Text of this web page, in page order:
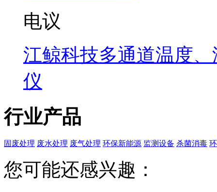
电议
江鲸科技多通道温度
仪
行业产品
固废处理 废水处理 废气处理 环保新能源 监测设备 杀菌消毒
您可能还感兴趣：